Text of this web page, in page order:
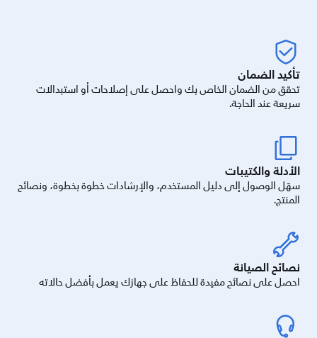
تأكيد الضمان
تحقق من الضمان الخاص بك واحصل على إصلاحات أو استبدالات
سريعة عند الحاجة.
الأدلة والكتيبات
سهّل الوصول إلى دليل المستخدم، والإرشادات خطوة بخطوة، ونصائح
المنتج.
نصائح الصيانة
احصل على نصائح مفيدة للحفاظ على جهازك يعمل بأفضل حالاته